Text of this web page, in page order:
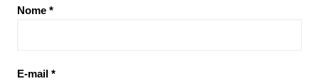
Nome *
E-mail *